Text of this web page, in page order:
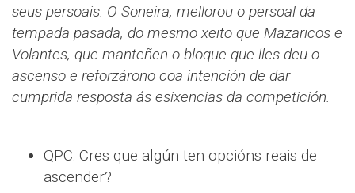
seus persoais. O Soneira, mellorou o persoal da
tempada pasada, do mesmo xeito que Mazaricos e
Volantes, que manteñen o bloque que lles deu o
ascenso e reforzárono coa intención de dar
cumprida resposta ás esixencias da competición.
QPC: Cres que algún ten opcións reais de
ascender?